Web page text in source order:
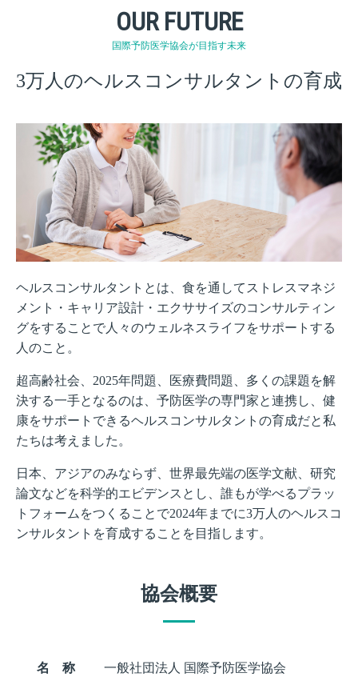
OUR FUTURE
国際予防医学協会が目指す未来
3万人のヘルスコンサルタントの育成
ヘルスコンサルタントとは、食を通してストレスマネジ
メント・キャリア設計・エクササイズのコンサルティン
グをすることで人々のウェルネスライフをサポートする
人のこと。
超高齢社会、2025年問題、医療費問題、多くの課題を解
決する一手となるのは、予防医学の専門家と連携し、健
康をサポートできるヘルスコンサルタントの育成だと私
たちは考えました。
日本、アジアのみならず、世界最先端の医学文献、研究
論文などを科学的エビデンスとし、誰もが学べるプラッ
トフォームをつくることで2024年までに3万人のヘルスコ
ンサルタントを育成することを目指します。
協会概要
名 称 一般社団法人 国際予防医学協会